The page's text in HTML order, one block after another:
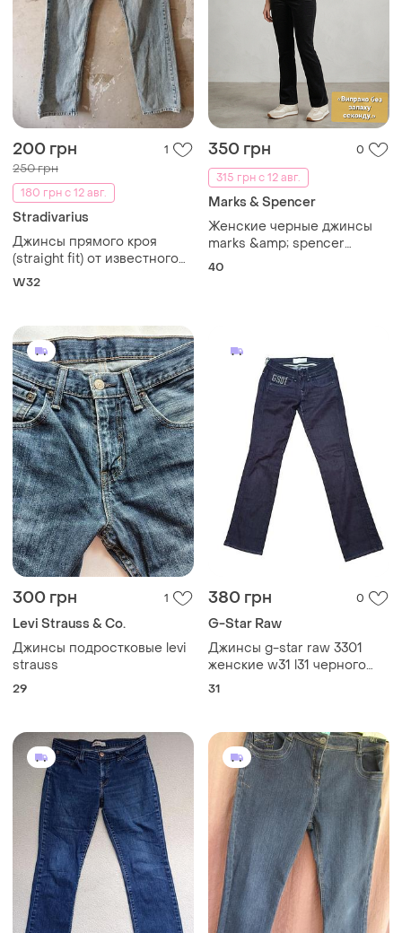
200 грн 1
250 грн
180 грн с 12 авг.
Stradivarius
Джинсы прямого кроя
(straight fit) от известного
бренда stradivarius
W32
350 грн
0
315 грн с 12 авг.
Marks & Spencer
Женские черные джинсы
marks &amp; spencer
размер 12
40
300 грн 1
Levi Strauss & Co.
Джинсы подростковые levi
strauss
29
380 грн 0
G-Star Raw
Джинсы g-star raw 3301
женские w31 l31 черного
цвета
31